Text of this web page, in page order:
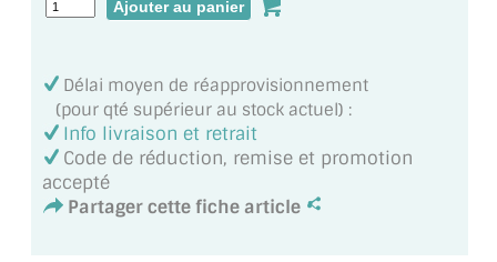
VERRE EXTRACLAIR
VERRE TREMPÉ (SÉCURIT)
PAROI DE DOUCHE
Délai moyen de réapprovisionnement
(pour qté supérieur au stock actuel) :
Info livraison et retrait
Code de réduction, remise et promotion
accepté
Partager cette fiche article